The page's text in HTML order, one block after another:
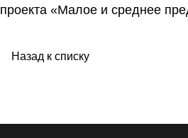
проекта «Малое и среднее
Назад к списку